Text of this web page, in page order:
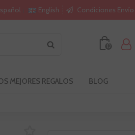
English Condiciones Envío
0
MEJORES REGALOS BLOG